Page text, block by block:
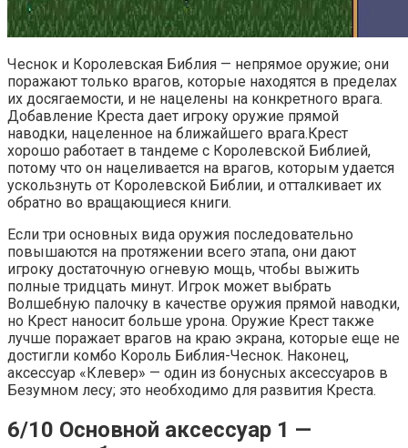
Чеснок и Королевская Библия — непрямое оружие; они
поражают только врагов, которые находятся в пределах
их досягаемости, и не нацелены на конкретного врага.
Добавление Креста дает игроку оружие прямой
наводки, нацеленное на ближайшего врага.Крест
хорошо работает в тандеме с Королевской Библией,
потому что он нацеливается на врагов, которым удается
ускользнуть от Королевской Библии, и отталкивает их
обратно во вращающиеся книги.
Если три основных вида оружия последовательно
повышаются на протяжении всего этапа, они дают
игроку достаточную огневую мощь, чтобы выжить
полные тридцать минут. Игрок может выбрать
Волшебную палочку в качестве оружия прямой наводки,
но Крест наносит больше урона. Оружие Крест также
лучше поражает врагов на краю экрана, которые еще не
достигли комбо Король Библия-Чеснок. Наконец,
аксессуар «Клевер» — один из бонусных аксессуаров в
Безумном лесу; это необходимо для развития Креста.
6/10 Основной аксессуар 1 —